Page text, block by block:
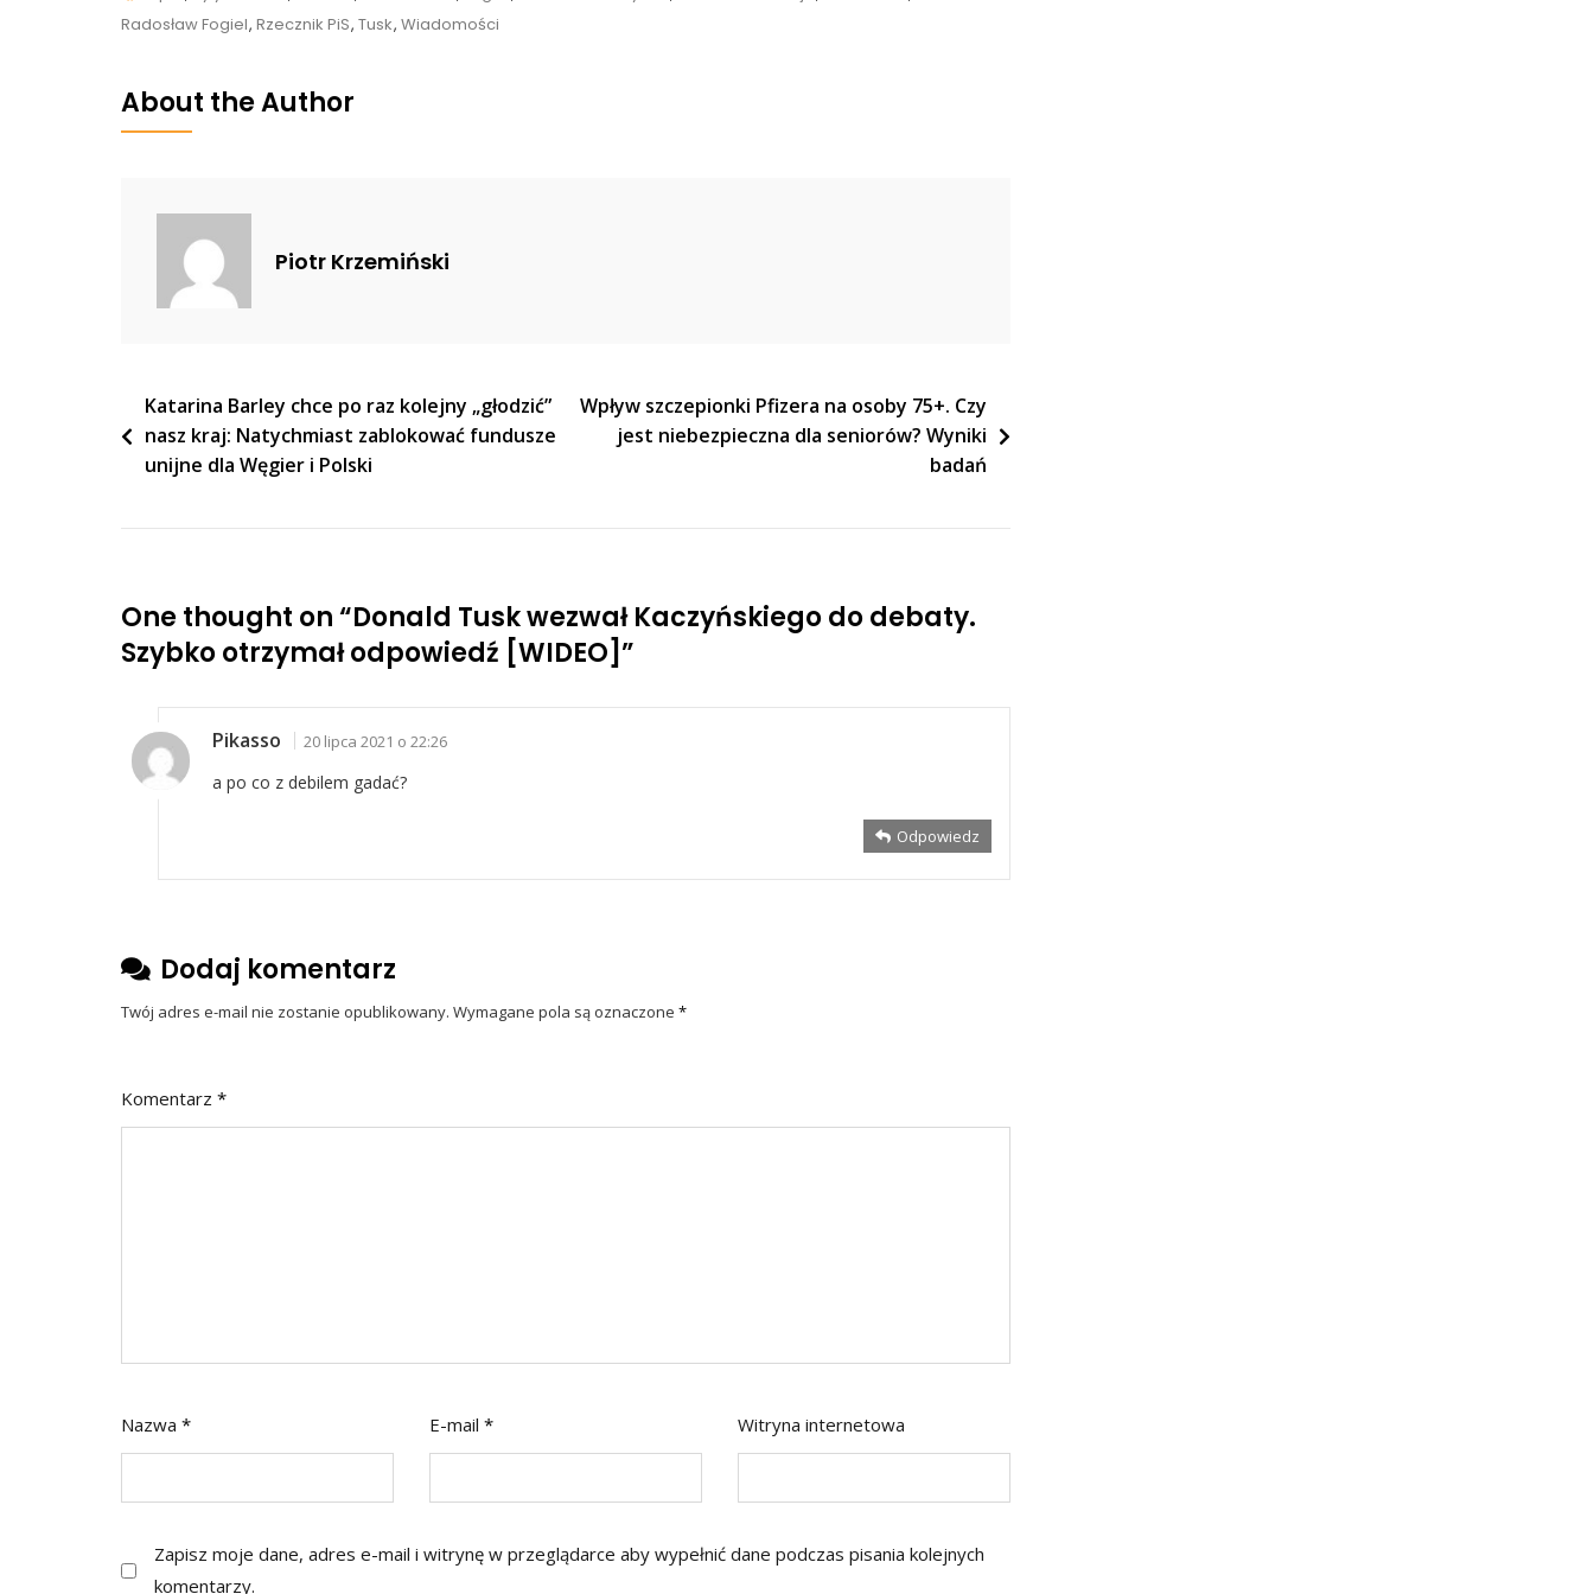
Tusk
[WIDEO]
Radosław Fogiel, Rzecznik PiS, Tusk, Wiadomości
About the Author
Piotr Krzemiński
Nawigacja
wpisu
Katarina Barley chce po raz kolejny „głodzić”
nasz kraj: Natychmiast zablokować fundusze
unijne dla Węgier i Polski
Wpływ szczepionki Pfizera na osoby 75+. Czy
jest niebezpieczna dla seniorów? Wyniki
badań
One thought on “Donald Tusk wezwał Kaczyńskiego do debaty.
Szybko otrzymał odpowiedź [WIDEO] ”
Pikasso 20 lipca 2021 o 22:26
a po co z debilem gadać?
Odpowiedz
Dodaj komentarz
Twój adres e-mail nie zostanie opublikowany. Wymagane pola są oznaczone *
Komentarz *
Nazwa * E-mail * Witryna internetowa
Zapisz moje dane, adres e-mail i witrynę w przeglądarce aby wypełnić dane podczas pisania kolejnych
komentarzy.